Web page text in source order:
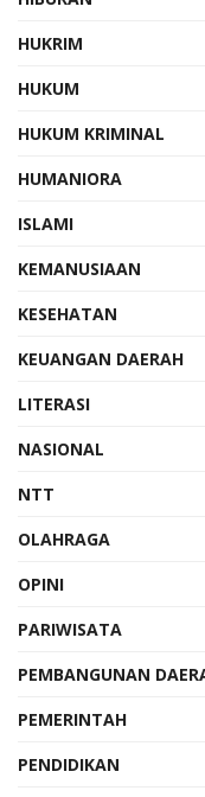
HUKRIM
HUKUM
HUKUM KRIMINAL
HUMANIORA
ISLAMI
KEMANUSIAAN
KESEHATAN
KEUANGAN DAERAH
LITERASI
NASIONAL
NTT
OLAHRAGA
OPINI
PARIWISATA
PEMBANGUNAN
PEMERINTAH
PENDIDIKAN